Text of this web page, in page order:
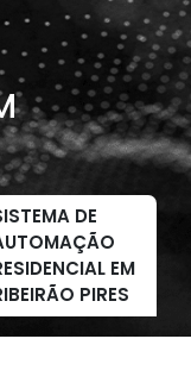
DE
EM
PIRES